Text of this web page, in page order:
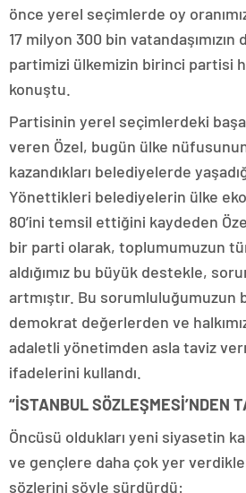
önce yerel seçimlerde oy
17 milyon 300 bin
partimizi ülkemizin birinci partisi
konuştu.
Partisinin yerel seçimlerdeki
veren Özel, bugün ülke
kazandıkları belediyelerde
Yönettikleri belediyelerin ülke
80’ini temsil ettiğini kaydeden
bir parti olarak, toplumumuzun
aldığımız bu büyük destekle,
artmıştır. Bu sorumluluğumuzun
demokrat değerlerden ve
adaletli yönetimden asla taviz
ifadelerini kullandı.
“İSTANBUL SÖZLEŞMESİ’NDEN
Öncüsü oldukları yeni siyasetin
ve gençlere daha çok yer
sözlerini şöyle sürdürdü: